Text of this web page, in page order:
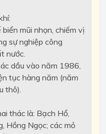
mũi nhọn, chiếm vị
sự nghiệp công
nước.
dầu vào năm 1986,
tục hàng năm (năm
thô).
thác là: Bạch Hổ,
Hồng Ngọc; các mỏ